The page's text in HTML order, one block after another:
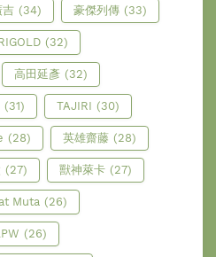
吉 (34) 豪傑列傳 (33)
(32)
高田延彥 (32)
(31) TAJIRI (30)
(28) 英雄齋藤 (28)
(27) 獸神萊卡 (27)
Muta (26)
(26)